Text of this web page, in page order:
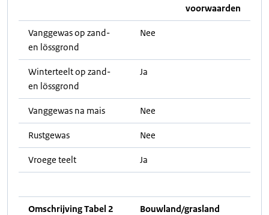
voorwaarden
Vanggewas op zand-
en lössgrond
Nee
Winterteelt op zand-
en lössgrond
Ja
Vanggewas na mais Nee
Rustgewas Nee
Vroege teelt Ja
Omschrijving Tabel 2
Bouwland/grasland